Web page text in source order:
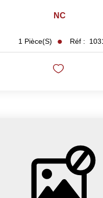
NC
1 Pièce(s) Réf :